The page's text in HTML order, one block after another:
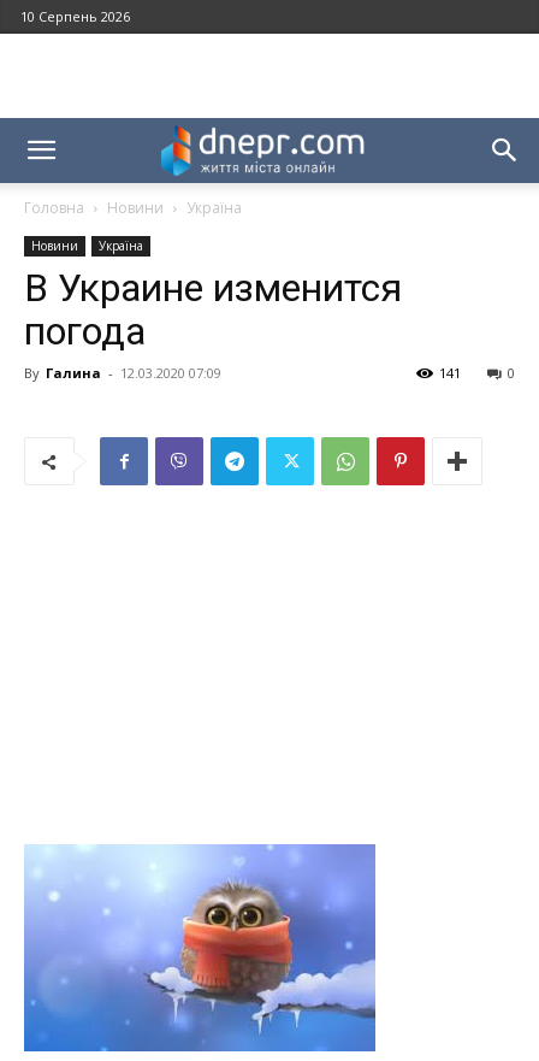
10 Серпень 2026
Головна Новини Україна
Новини Україна
В Украине изменится
погода
By Галина - 12.03.2020 07:09 0
141